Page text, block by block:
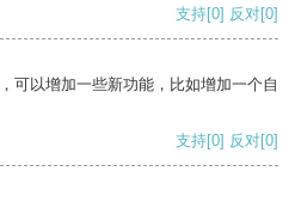
支持[0] 反对[0]
可以增加一些新功能，比如增加一个自
支持[0] 反对[0]